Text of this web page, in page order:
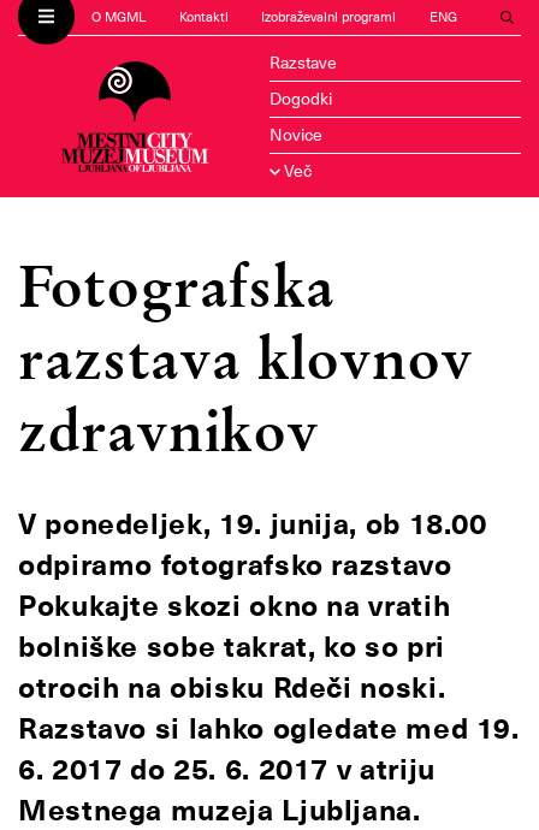
O MGML Kontakti Izobraževalni programi ENG
Razstave
Dogodki
Novice
Več
Fotografska
razstava klovnov
zdravnikov
V ponedeljek, 19. junija, ob 18.00
odpiramo fotografsko razstavo
Pokukajte skozi okno na vratih
bolniške sobe takrat, ko so pri
otrocih na obisku Rdeči noski.
Razstavo si lahko ogledate med 19.
6. 2017 do 25. 6. 2017 v atriju
Mestnega muzeja Ljubljana.